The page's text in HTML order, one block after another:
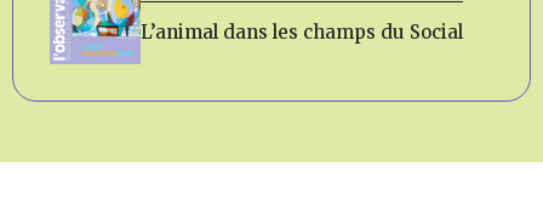
L’animal dans les champs du Social